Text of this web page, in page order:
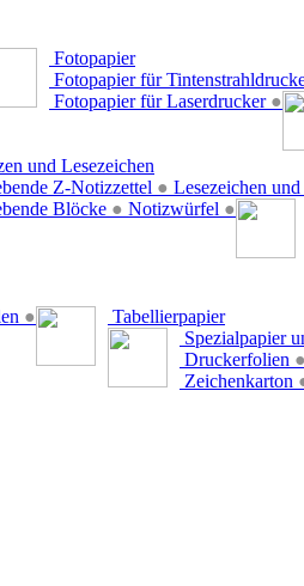
Fotopapier
Fotopapier für
Fotopapier für Laserdrucker ●
und Lesezeichen
Z-Notizzettel ● Lesezeichen
Blöcke ● Notizwürfel ●
●
Tabellierpapier
Spezialpapier
Druckerfolien ●
Zeichenkarton